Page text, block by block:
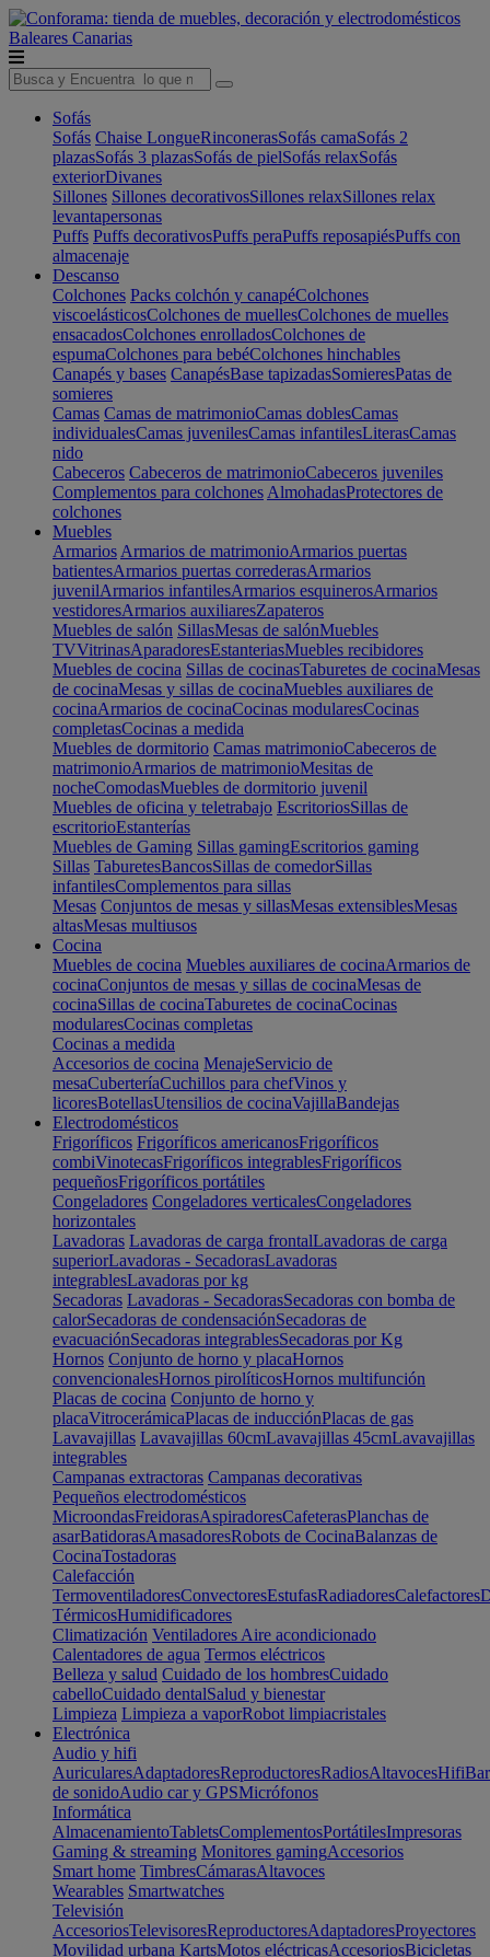
Baleares Canarias
Sofás
Sofás Chaise LongueRinconerasSofás camaSofás 2
plazasSofás 3 plazasSofás de pielSofás relaxSofás
exteriorDivanes
Sillones Sillones decorativosSillones relaxSillones relax
levantapersonas
Puffs Puffs decorativosPuffs peraPuffs reposapiésPuffs con
almacenaje
Descanso
Colchones Packs colchón y canapéColchones
viscoelásticosColchones de muellesColchones de muelles
ensacadosColchones enrolladosColchones de
espumaColchones para bebéColchones hinchables
Canapés y bases CanapésBase tapizadasSomieresPatas de
somieres
Camas Camas de matrimonioCamas doblesCamas
individualesCamas juvenilesCamas infantilesLiterasCamas
nido
Cabeceros Cabeceros de matrimonioCabeceros juveniles
Complementos para colchones AlmohadasProtectores de
colchones
Muebles
Armarios Armarios de matrimonioArmarios puertas
batientesArmarios puertas correderasArmarios
juvenilArmarios infantilesArmarios esquinerosArmarios
vestidoresArmarios auxiliaresZapateros
Muebles de salón SillasMesas de salónMuebles
TVVitrinasAparadoresEstanteriasMuebles recibidores
Muebles de cocina Sillas de cocinasTaburetes de cocinaMesas
de cocinaMesas y sillas de cocinaMuebles auxiliares de
cocinaArmarios de cocinaCocinas modularesCocinas
completasCocinas a medida
Muebles de dormitorio Camas matrimonioCabeceros de
matrimonioArmarios de matrimonioMesitas de
nocheComodasMuebles de dormitorio juvenil
Muebles de oficina y teletrabajo EscritoriosSillas de
escritorioEstanterías
Muebles de Gaming Sillas gamingEscritorios gaming
Sillas TaburetesBancosSillas de comedorSillas
infantilesComplementos para sillas
Mesas Conjuntos de mesas y sillasMesas extensiblesMesas
altasMesas multiusos
Cocina
Muebles de cocina Muebles auxiliares de cocinaArmarios de
cocinaConjuntos de mesas y sillas de cocinaMesas de
cocinaSillas de cocinaTaburetes de cocinaCocinas
modularesCocinas completas
Cocinas a medida
Accesorios de cocina MenajeServicio de
mesaCuberteríaCuchillos para chefVinos y
licoresBotellasUtensilios de cocinaVajillaBandejas
Electrodomésticos
Frigoríficos Frigoríficos americanosFrigoríficos
combiVinotecasFrigoríficos integrablesFrigoríficos
pequeñosFrigoríficos portátiles
Congeladores Congeladores verticalesCongeladores
horizontales
Lavadoras Lavadoras de carga frontalLavadoras de carga
superiorLavadoras - SecadorasLavadoras
integrablesLavadoras por kg
Secadoras Lavadoras - SecadorasSecadoras con bomba de
calorSecadoras de condensaciónSecadoras de
evacuaciónSecadoras integrablesSecadoras por Kg
Hornos Conjunto de horno y placaHornos
convencionalesHornos pirolíticosHornos multifunción
Placas de cocina Conjunto de horno y
placaVitrocerámicaPlacas de inducciónPlacas de gas
Lavavajillas Lavavajillas 60cmLavavajillas 45cmLavavajillas
integrables
Campanas extractoras Campanas decorativas
Pequeños electrodomésticos
MicroondasFreidorasAspiradoresCafeterasPlanchas de
asarBatidorasAmasadoresRobots de CocinaBalanzas de
CocinaTostadoras
Calefacción
TermoventiladoresConvectoresEstufasRadiadoresCalefactores
TérmicosHumidificadores
Climatización Ventiladores Aire acondicionado
Calentadores de agua Termos eléctricos
Belleza y salud Cuidado de los hombresCuidado
cabelloCuidado dentalSalud y bienestar
Limpieza Limpieza a vaporRobot limpiacristales
Electrónica
Audio y hifi
AuricularesAdaptadoresReproductoresRadiosAltavocesHifi
de sonidoAudio car y GPSMicrófonos
Informática
AlmacenamientoTabletsComplementosPortátilesImpresoras
Gaming & streaming Monitores gamingAccesorios
Smart home TimbresCámarasAltavoces
Wearables Smartwatches
Televisión
AccesoriosTelevisoresReproductoresAdaptadoresProyectores
Movilidad urbana KartsMotos eléctricasAccesoriosBicicletas